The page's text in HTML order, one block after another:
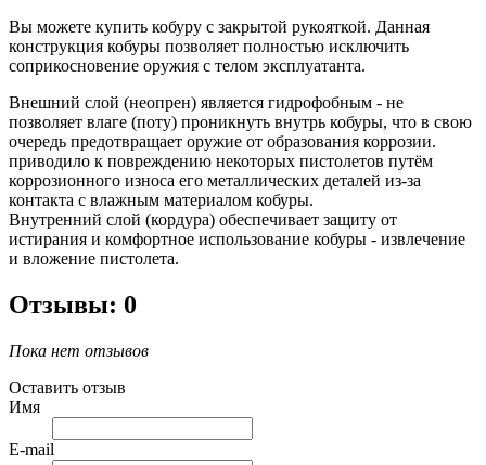
Вы можете купить кобуру с закрытой рукояткой. Данная
конструкция кобуры позволяет полностью исключить
соприкосновение оружия с телом эксплуатанта.
Внешний слой (неопрен) является гидрофобным - не
позволяет влаге (поту) проникнуть внутрь кобуры, что в свою
очередь предотвращает оружие от образования коррозии.
приводило к повреждению некоторых пистолетов путём
коррозионного износа его металлических деталей из-за
контакта с влажным материалом кобуры.
Внутренний слой (кордура) обеспечивает защиту от
истирания и комфортное использование кобуры - извлечение
и вложение пистолета.
Отзывы: 0
Пока нет отзывов
Оставить отзыв
Имя
E-mail